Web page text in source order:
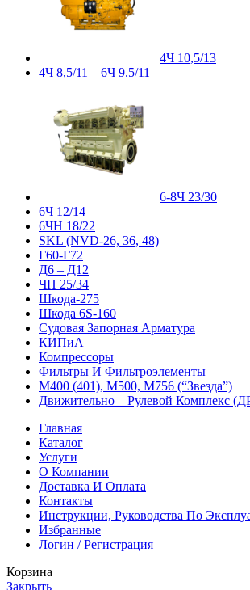
4Ч 10,5/13
4Ч 8,5/11 – 6Ч 9.5/11
6-8Ч 23/30
6Ч 12/14
6ЧН 18/22
SKL (NVD-26, 36, 48)
Г60-Г72
Д6 – Д12
ЧН 25/34
Шкода-275
Шкода 6S-160
Судовая Запорная Арматура
КИПиА
Компрессоры
Фильтры И Фильтроэлементы
М400 (401), М500, М756 (“Звезда”)
Движительно – Рулевой Комплекс
Главная
Каталог
Услуги
О Компании
Доставка И Оплата
Контакты
Инструкции, Руководства По
Избранные
Логин / Регистрация
Корзина
Закрыть